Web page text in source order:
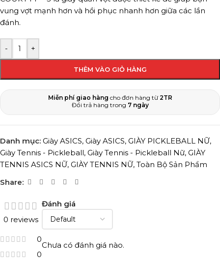
vung vợt mạnh hơn và hồi phục nhanh hơn giữa các lần
đánh.
- +
THÊM VÀO GIỎ HÀNG
Miễn phí giao hàng cho đơn hàng từ 2TR
Đổi trả hàng trong 7 ngày
Danh mục: Giày ASICS, Giày ASICS, GIÀY PICKLEBALL NỮ,
Giày Tennis - Pickleball, Giày Tennis - Pickleball Nữ, GIÀY
TENNIS ASICS NỮ, GIÀY TENNIS NỮ, Toàn Bộ Sản Phẩm
Share:
0 reviews
0
0
Đánh giá
Chưa có đánh giá nào.